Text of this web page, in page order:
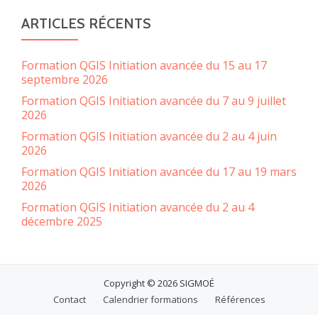
ARTICLES RÉCENTS
Formation QGIS Initiation avancée du 15 au 17
septembre 2026
Formation QGIS Initiation avancée du 7 au 9 juillet
2026
Formation QGIS Initiation avancée du 2 au 4 juin
2026
Formation QGIS Initiation avancée du 17 au 19 mars
2026
Formation QGIS Initiation avancée du 2 au 4
décembre 2025
Copyright © 2026 SIGMOÉ
Contact Calendrier formations Références